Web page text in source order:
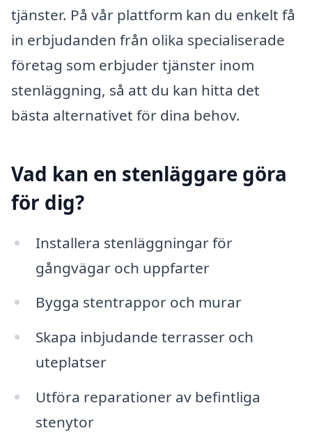
tjänster. På vår plattform kan du enkelt få
in erbjudanden från olika specialiserade
företag som erbjuder tjänster inom
stenläggning, så att du kan hitta det
bästa alternativet för dina behov.
Vad kan en stenläggare göra
för dig?
Installera stenläggningar för
gångvägar och uppfarter
Bygga stentrappor och murar
Skapa inbjudande terrasser och
uteplatser
Utföra reparationer av befintliga
stenytor